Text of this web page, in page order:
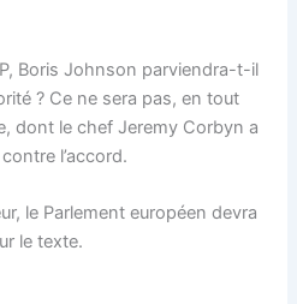
Boris Johnson parviendra-t-il
? Ce ne sera pas, en tout
dont le chef Jeremy Corbyn a
l’accord.
le Parlement européen devra
le texte.